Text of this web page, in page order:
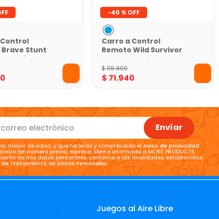
Stunt
Logic
-40 %
Carro a Control
Remoto Wild Survivor
Azul Toy Logic
$119.900
$ 71.940
Envíar
mayor de edad, y que he leído y comprendido elAviso de privacidad.
de manera previa, expresa, libre e informada a MORE PRODUCTS
de mis datos personales conforme a las finalidades establecidas
Tratamiento de Datos Personales.
Juegos al Aire Libre